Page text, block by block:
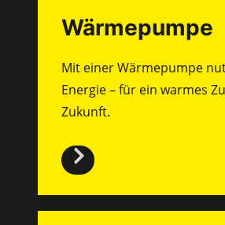
Wärmepumpe
Mit einer Wärmepumpe
Energie – für ein warmes
Zukunft.